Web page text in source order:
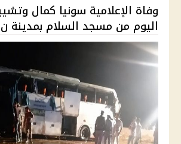
وفاة الإعلامية سونيا كمال
اليوم من مسجد السلام بمدينة